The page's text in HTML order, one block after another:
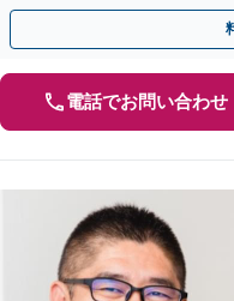
【電話相談・ビデオ面談あり】
電話でお問い合わせ